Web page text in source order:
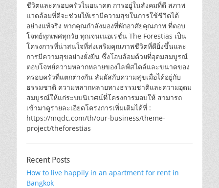
ชีวิตและครอบครัวในอนาคต การอยู่ในสังคมที่ดี สภาพ
แวดล้อมที่ดีจะช่วยให้เรามีความสุขในการใช้ชีวิตได้
อย่างแท้จริง หากคุณกำลังมองที่พักอาศัยคุณภาพ ที่ตอบ
โจทย์ทุกเพศทุกวัย ทุกเจนเนอเรชั่น The Forestias เป็น
โครงการที่น่าสนใจที่ส่งเสริมคุณภาพชีวิตที่ดียิ่งขึ้นและ
การมีความสุขอย่างยั่งยืน ซึ่งโอบล้อมด้วยที่อุดมสมบูรณ์
ตอบโจทย์ความหลากหลายของไลฟ์สไตล์และขนาดของ
ครอบครัวที่แตกต่างกัน สัมผัสกับความสุขเมื่อได้อยู่กับ
ธรรมชาติ ความหลากหลายทางธรรมชาติและความอุดม
สมบูรณ์ให้แก่ระบบนิเวศน์ที่โครงการมอบให้ สามารถ
เข้ามาดูรายละเอียดโครงการเพิ่มเติมได้ที่ :
https://mqdc.com/th/our-business/theme-
project/theforestias
Recent Posts
How to live happily in an apartment for rent in
Bangkok